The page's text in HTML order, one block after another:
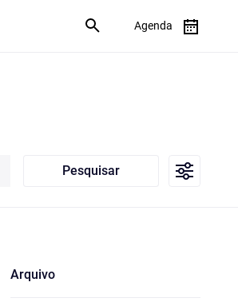
Agenda
Pesquisar
Arquivo